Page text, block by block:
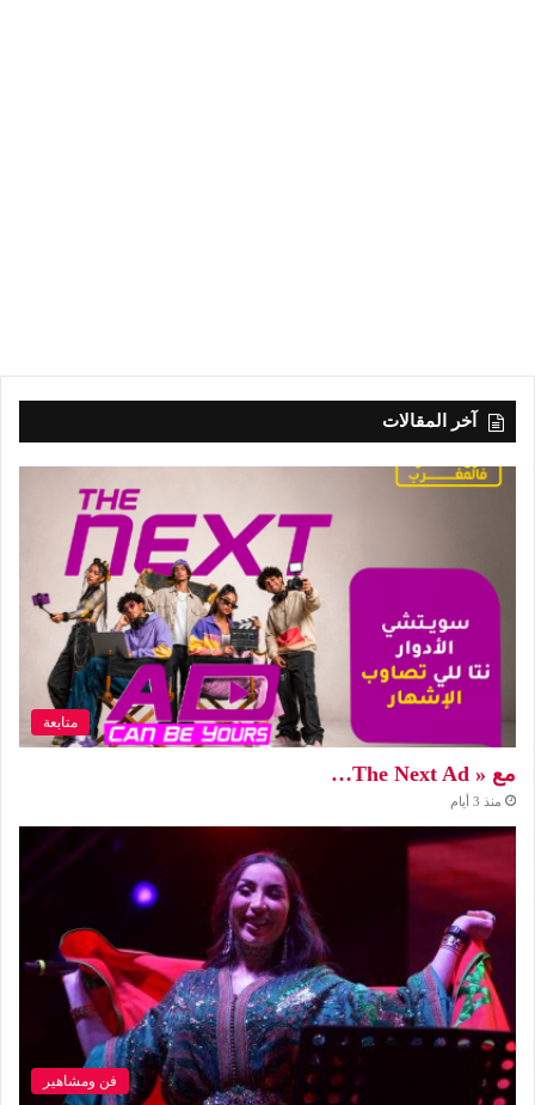
آخر المقالات
متابعة
مع « The Next Ad…
منذ 3 أيام
فن ومشاهير